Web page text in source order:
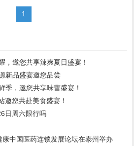
1
，邀您共享辣爽夏日盛宴！
新品盛宴邀您品尝
季，邀您共享味蕾盛宴！
邀您共赴美食盛宴！
日周六限行吗
康中国医药连锁发展论坛在泰州举办